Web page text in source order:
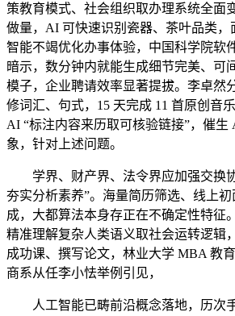
策教育模式、社会组织取办理系统全面
做量，AI 可快速识别瓷器、茶叶品类，
智能不竭优化办事体验，中国科学院软
暗示，数分钟内就能生成细节完美、可
模子，企业聘请效率显著提拔。李卓然
修词汇、句式，15 天完成 11 首原创音
AI “标注内容来历取可核验链接”，催生
象，针对上述问题。
学界、财产界、法令界应加强交换协
夯实分析素养”。海量简历筛选、线上
成，大都算法本身存正在不确定性特征
精准理解复杂人类语义取社会运转逻辑
成功课、撰写论文，林业大学 MBA 教
商系从任李小怯举例引见，
人工智能已畴前沿概念落地，历次